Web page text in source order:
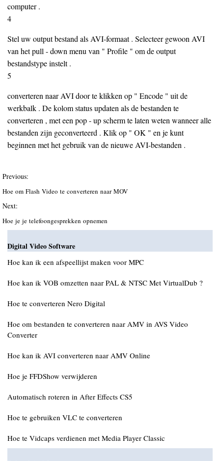
computer .
4
Stel uw output bestand als AVI-formaat . Selecteer gewoon AVI
van het pull - down menu van " Profile " om de output
bestandstype instelt .
5
converteren naar AVI door te klikken op " Encode " uit de
werkbalk . De kolom status updaten als de bestanden te
converteren , met een pop - up scherm te laten weten wanneer alle
bestanden zijn geconverteerd . Klik op " OK " en je kunt
beginnen met het gebruik van de nieuwe AVI-bestanden .
Previous:
Hoe om Flash Video te converteren naar MOV
Next:
Hoe je je telefoongesprekken opnemen
Digital Video Software
Hoe kan ik een afspeellijst maken voor MPC
Hoe kan ik VOB omzetten naar PAL & NTSC Met VirtualDub ?
Hoe te converteren Nero Digital
Hoe om bestanden te converteren naar AMV in AVS Video
Converter
Hoe kan ik AVI converteren naar AMV Online
Hoe je FFDShow verwijderen
Automatisch roteren in After Effects CS5
Hoe te gebruiken VLC te converteren
Hoe te Vidcaps verdienen met Media Player Classic